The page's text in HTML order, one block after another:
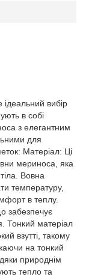
вибір
в собі
з елегантним
для
Матеріал: Ці
мериноса, яка
Вовна
температуру,
в теплу.
забезпечує
Тонкий матеріал
взутті, такому
на тонкий
природнім
тепло та